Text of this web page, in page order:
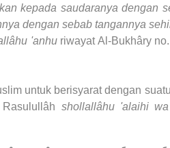
kepada saudaranya dengan
dengan sebab tangannya
'anhuriwayat Al-Bukhâry
untuk berisyarat dengan
shollallâhu 'alaihi